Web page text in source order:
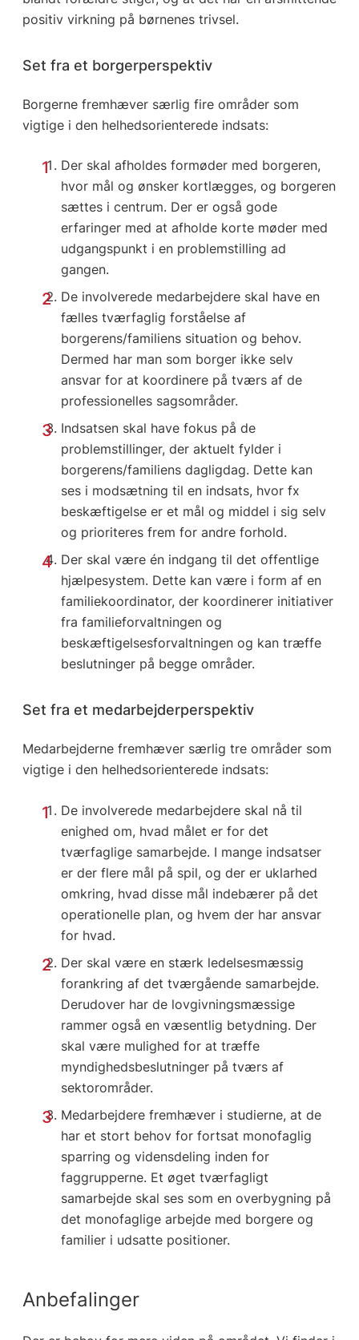
positiv virkning på børnenes trivsel.
Set fra et borgerperspektiv
Borgerne fremhæver særlig fire områder som
vigtige i den helhedsorienterede indsats:
Der skal afholdes formøder med borgeren,
hvor mål og ønsker kortlægges, og borgeren
sættes i centrum. Der er også gode
erfaringer med at afholde korte møder med
udgangspunkt i en problemstilling ad
gangen.
De involverede medarbejdere skal have en
fælles tværfaglig forståelse af
borgerens/familiens situation og behov.
Dermed har man som borger ikke selv
ansvar for at koordinere på tværs af de
professionelles sagsområder.
Indsatsen skal have fokus på de
problemstillinger, der aktuelt fylder i
borgerens/familiens dagligdag. Dette kan
ses i modsætning til en indsats, hvor fx
beskæftigelse er et mål og middel i sig selv
og prioriteres frem for andre forhold.
Der skal være én indgang til det offentlige
hjælpesystem. Dette kan være i form af en
familiekoordinator, der koordinerer initiativer
fra familieforvaltningen og
beskæftigelsesforvaltningen og kan træffe
beslutninger på begge områder.
Set fra et medarbejderperspektiv
Medarbejderne fremhæver særlig tre områder som
vigtige i den helhedsorienterede indsats:
De involverede medarbejdere skal nå til
enighed om, hvad målet er for det
tværfaglige samarbejde. I mange indsatser
er der flere mål på spil, og der er uklarhed
omkring, hvad disse mål indebærer på det
operationelle plan, og hvem der har ansvar
for hvad.
Der skal være en stærk ledelsesmæssig
forankring af det tværgående samarbejde.
Derudover har de lovgivningsmæssige
rammer også en væsentlig betydning. Der
skal være mulighed for at træffe
myndighedsbeslutninger på tværs af
sektorområder.
Medarbejdere fremhæver i studierne, at de
har et stort behov for fortsat monofaglig
sparring og vidensdeling inden for
faggrupperne. Et øget tværfagligt
samarbejde skal ses som en overbygning på
det monofaglige arbejde med borgere og
familier i udsatte positioner.
Anbefalinger